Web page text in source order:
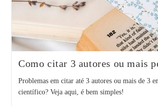
Como citar 3 autores ou mais
Problemas em citar até 3 autores ou mais de 3
científico? Veja aqui, é bem simples!